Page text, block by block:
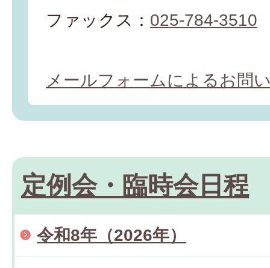
ファックス： 025-784-3510
メールフォームによるお問
定例会・臨時会日程
令和8年（2026年）